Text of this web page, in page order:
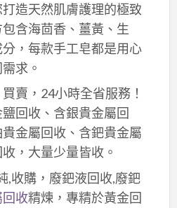
造天然肌膚護理的極致
含海茴香、薑黃、生
，每款手工皂都是用心
求。
賣，24小時全省服務！
回收、含銀貴金屬回
金屬回收、含鈀貴金屬
，大量少量皆收。
,收購，廢鈀液回收,廢鈀
收精煉，專精於黃金回